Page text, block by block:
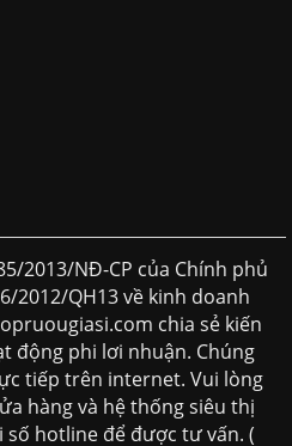
2013/NĐ-CP của Chính phủ
2012/QH13 về kinh doanh
chia sẻ kiến
động phi lơi nhuận. Chúng
tiếp trên internet. Vui lòng
hàng và hệ thống siêu thị
hotline để được tư vấn. (